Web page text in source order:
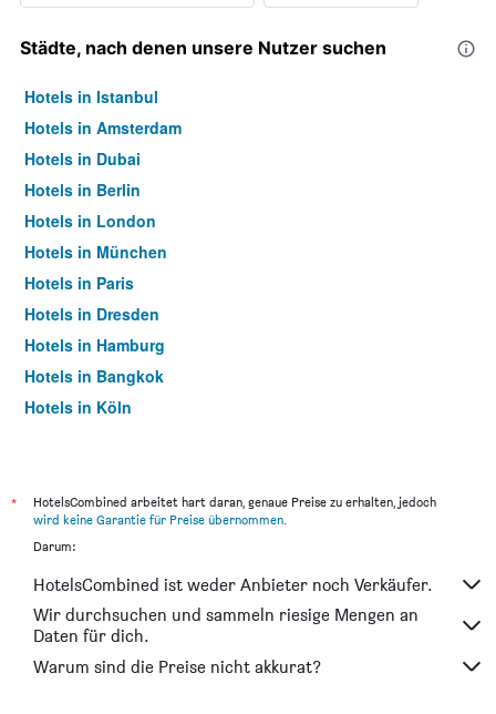
Städte, nach denen unsere Nutzer suchen
Hotels in Istanbul
Hotels in Amsterdam
Hotels in Dubai
Hotels in Berlin
Hotels in London
Hotels in München
Hotels in Paris
Hotels in Dresden
Hotels in Hamburg
Hotels in Bangkok
Hotels in Köln
*
HotelsCombined arbeitet hart daran, genaue Preise zu erhalten, jedoch
wird keine Garantie für Preise übernommen.
Darum:
HotelsCombined ist weder Anbieter noch Verkäufer.
Wir durchsuchen und sammeln riesige Mengen an
Daten für dich.
Warum sind die Preise nicht akkurat?